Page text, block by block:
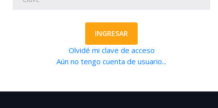
INGRESAR
Olvidé mi clave de acceso
Aún no tengo cuenta de usuario...